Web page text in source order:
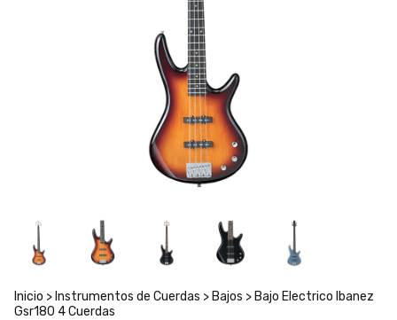
Inicio > Instrumentos de Cuerdas > Bajos > Bajo Electrico Ibanez
Gsr180 4 Cuerdas